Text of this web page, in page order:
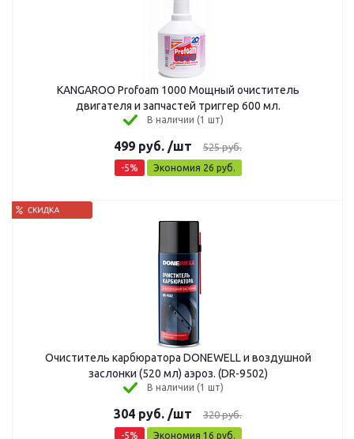
KANGAROO Profoam 1000 Мощный очиститель
двигателя и запчастей триггер 600 мл.
В наличии (1 шт)
499 руб. /шт 525руб.
-5% Экономия 26 руб.
Очиститель карбюратора DONEWELL и воздушной
заслонки (520 мл) аэроз. (DR-9502)
В наличии (1 шт)
304 руб. /шт 320руб.
-5% Экономия 16 руб.